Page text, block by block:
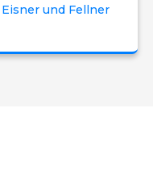
Eisner und Fellner